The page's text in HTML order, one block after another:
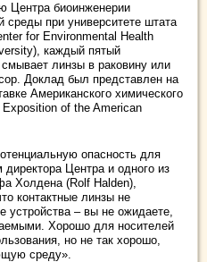
Центра биоинженерии
среды при университете штата
for Environmental Health
каждый пятый
линзы в раковину или
Доклад был представлен на
Американского химического
of the American
опасность для
Центра и одного из
Холдена (Rolf Halden),
контактные линзы не
устройства – вы не ожидаете,
Хорошо для носителей
но не так хорошо,
среду».